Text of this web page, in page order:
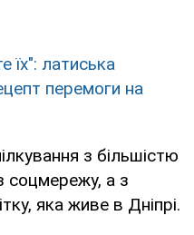
їх": латиська
перемоги на
з більшістю
соцмережу, а з
яка живе в Дніпрі.